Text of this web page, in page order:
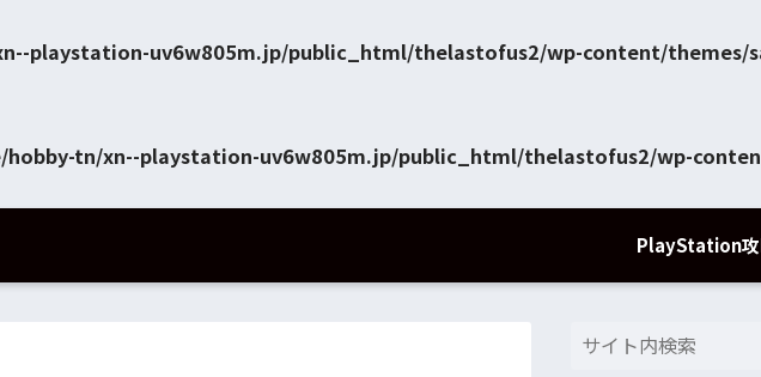
playstation-uv6w805m.jp/public_html/thelastofus2/wp-content/themes/
hobby-tn/xn--playstation-uv6w805m.jp/public_html/thelastofus2/wp-
PlayStation攻